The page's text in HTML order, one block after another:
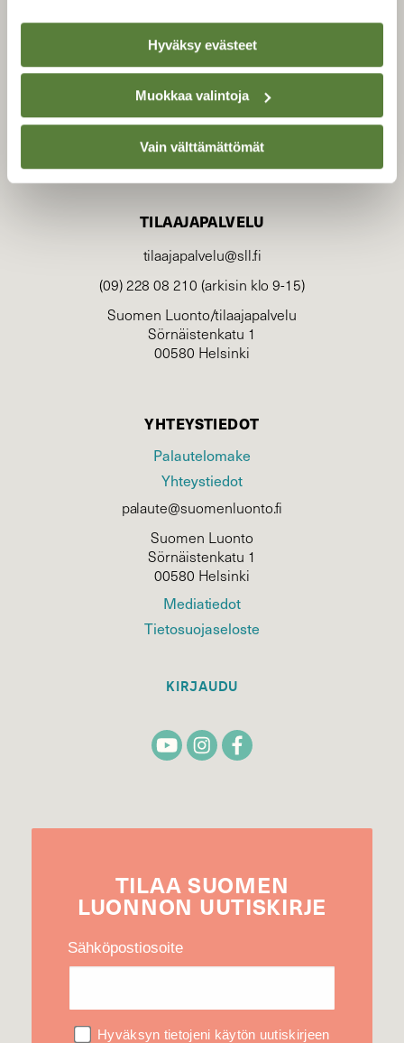
Hyväksy evästeet
Muokkaa valintoja
Vain välttämättömät
TILAAJAPALVELU
tilaajapalvelu@sll.fi
(09) 228 08 210 (arkisin klo 9-15)
Suomen Luonto/tilaajapalvelu
Sörnäistenkatu 1
00580 Helsinki
YHTEYSTIEDOT
Palautelomake
Yhteystiedot
palaute@suomenluonto.fi
Suomen Luonto
Sörnäistenkatu 1
00580 Helsinki
Mediatiedot
Tietosuojaseloste
KIRJAUDU
TILAA SUOMEN
LUONNON UUTIS­KIRJE
Sähköpostiosoite
Hyväksyn tietojeni käytön uutiskirjeen